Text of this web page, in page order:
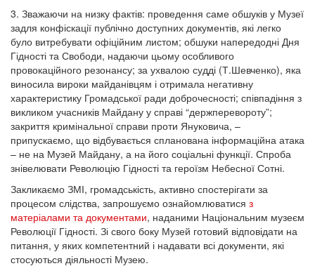
3. Зважаючи на низку фактів: проведення саме обшуків у Музеї
задля конфіскації публічно доступних документів, які легко
було витребувати офіційним листом; обшуки напередодні Дня
Гідності та Свободи, надаючи цьому особливого
провокаційного резонансу; за ухвалою судді (Т.Шевченко), яка
виносила вироки майданівцям і отримала негативну
характеристику Громадської ради доброчесності; співпадіння з
викликом учасників Майдану у справі “держперевороту”;
закриття кримінальної справи проти Януковича, –
припускаємо, що відбувається спланована інформаційна атака
– не на Музей Майдану, а на його соціальні функції. Спроба
знівелювати Революцію Гідності та героїзм Небесної Сотні.
Закликаємо ЗМІ, громадськість, активно спостерігати за
процесом слідства, запрошуємо ознайомлюватися з
матеріалами та документами, наданими Національним музеєм
Революції Гідності. Зі свого боку Музей готовий відповідати на
питання, у яких компетентний і надавати всі документи, які
стосуються діяльності Музею.